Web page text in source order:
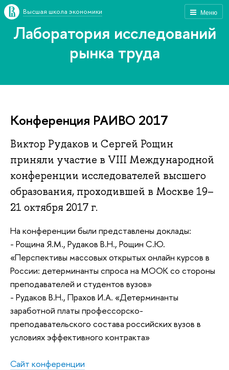
Меню
Высшая школа экономики
Лаборатория исследований
рынка труда
Конференция РАИВО 2017
Виктор Рудаков и Сергей Рощин
приняли участие в VIII Международной
конференции исследователей высшего
образования, проходившей в Москве 19–
21 октября 2017 г.
На конференции были представлены доклады:
- Рощина Я.М., Рудаков В.Н., Рощин С.Ю.
«Перспективы массовых открытых онлайн курсов в
России: детерминанты спроса на МООК со стороны
преподавателей и студентов вузов»
- Рудаков В.Н., Прахов И.А. «Детерминанты
заработной платы профессорско-
преподавательского состава российских вузов в
условиях эффективного контракта»
Сайт конференции